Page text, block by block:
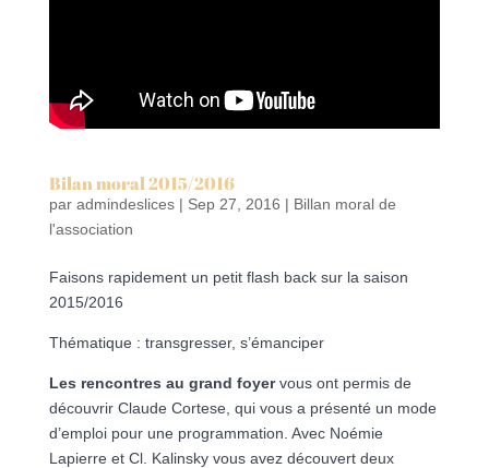
Bilan moral 2015/2016
par admindeslices| Sep 27, 2016 | Billan moral de
l'association
Faisons rapidement un petit flash back sur la saison
2015/2016
Thématique : transgresser, s’émanciper
Les rencontres au grand foyervous ont permis de
découvrir Claude Cortese, qui vous a présenté un mode
d’emploi pour une programmation. Avec Noémie
Lapierre et Cl. Kalinsky vous avez découvert deux